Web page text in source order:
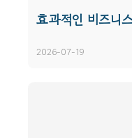
효과적인 비즈니
2026-07-19